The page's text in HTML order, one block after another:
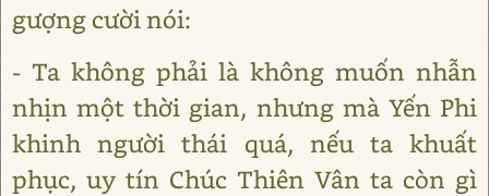
gượng cười nói:
- Ta không phải là không muốn nhẫn
nhịn một thời gian, nhưng mà Yến Phi
khinh người thái quá, nếu ta khuất
phục, uy tín Chúc Thiên Vân ta còn gì